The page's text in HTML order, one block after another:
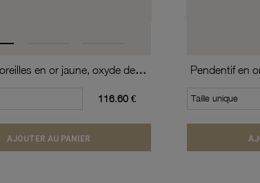
Boucles d'oreilles en or jaune, oxyde de zirconium (moyen modèle).
116.60 €
AJOUTER AU PANIER
Taille unique